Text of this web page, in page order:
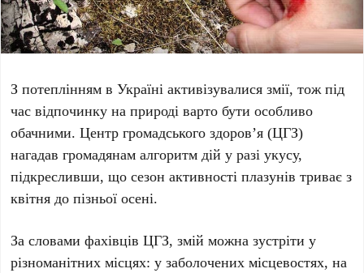
З потеплінням в Україні активізувалися змії, тож під
час відпочинку на природі варто бути особливо
обачними. Центр громадського здоров’я (ЦГЗ)
нагадав громадянам алгоритм дій у разі укусу,
підкресливши, що сезон активності плазунів триває з
квітня допізньої осені.
За словами фахівцівЦГЗ, змій можна зустріти у
різноманітних місцях: у заболочених місцевостях, на